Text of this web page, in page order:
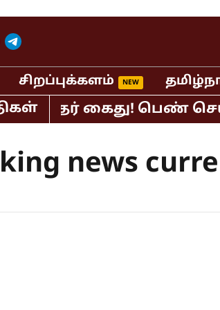
சிறப்புக்களம்
கைது! பெண் செய்தி
news